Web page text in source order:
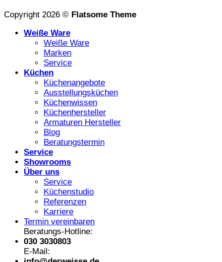
Copyright 2026 © Flatsome Theme
Weiße Ware
Weiße Ware
Marken
Service
Küchen
Küchenangebote
Ausstellungsküchen
Küchenwissen
Küchenhersteller
Armaturen Hersteller
Blog
Beratungstermin
Service
Showrooms
Über uns
Service
Küchenstudio
Referenzen
Karriere
Termin vereinbaren
Beratungs-Hotline:
030 3030803
E-Mail: